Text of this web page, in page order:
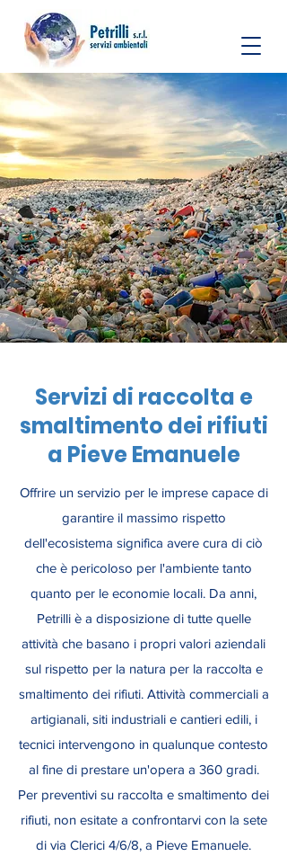
Servizi di raccolta e
smaltimento dei rifiuti
a Pieve Emanuele
Offrire un servizio per le imprese capace di
garantire il massimo rispetto
dell'ecosistema significa avere cura di ciò
che è pericoloso per l'ambiente tanto
quanto per le economie locali. Da anni,
Petrilli è a disposizione di tutte quelle
attività che basano i propri valori aziendali
sul rispetto per la natura per la raccolta e
smaltimento dei rifiuti. Attività commerciali a
artigianali, siti industriali e cantieri edili, i
tecnici intervengono in qualunque contesto
al fine di prestare un'opera a 360 gradi.
Per preventivi su raccolta e smaltimento dei
rifiuti, non esitate a confrontarvi con la sete
di via Clerici 4/6/8, a Pieve Emanuele.